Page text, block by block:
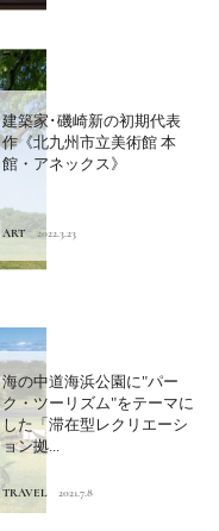
建築家･磯崎新の初期代表
作《北九州市立美術館 本
館・アネックス》
ART 2022.3.23
海の中道海浜公園に"パー
ク・ツーリズム"をテーマに
した「滞在型レクリエーシ
ョン拠...
TRAVEL 2021.7.8